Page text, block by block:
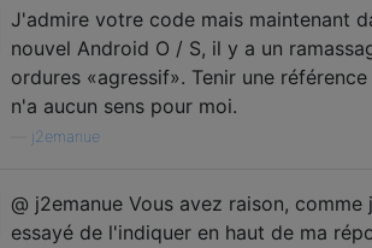
@Override
public
void run ()
{
//TODO : set imageView to a
Drawable drawable =
Message message =
handler
.start();
J'admire votre code mais maintenant
nouvel Android O / S, il y a un
ordures «agressif». Tenir une
n'a aucun sens pour moi.
j2emanue
@ j2emanue Vous avez raison, comme
essayé de l'indiquer en haut de ma